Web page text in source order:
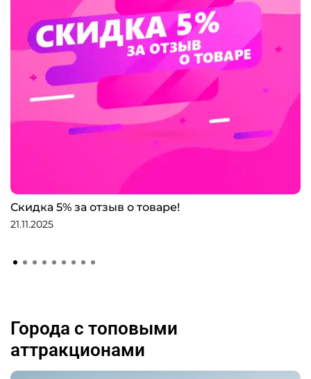
Скидка 5% за отзыв о товаре!
21.11.2025
Города с топовыми
аттракционами